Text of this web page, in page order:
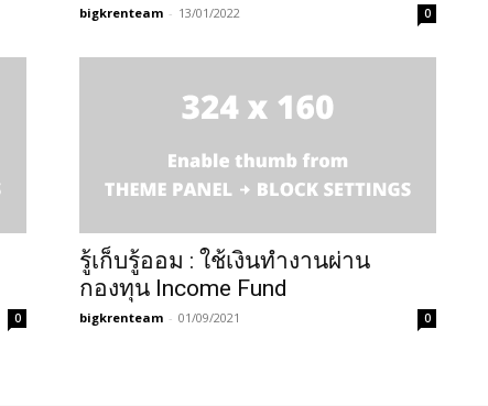
bigkrenteam - 13/01/2022 0
0
รู้เก็บรู้ออม : ใช้เงินทำงานผ่าน
กองทุน Income Fund
bigkrenteam - 01/09/2021 0